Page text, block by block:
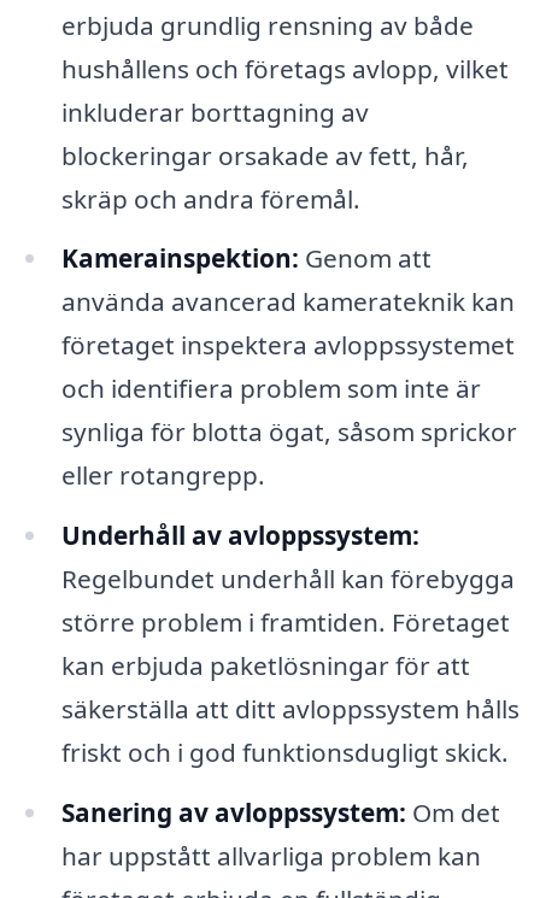
erbjuda grundlig rensning av både
hushållens och företags avlopp, vilket
inkluderar borttagning av
blockeringar orsakade av fett, hår,
skräp och andra föremål.
Kamerainspektion: Genom att
använda avancerad kamerateknik kan
företaget inspektera avloppssystemet
och identifiera problem som inte är
synliga för blotta ögat, såsom sprickor
eller rotangrepp.
Underhåll av avloppssystem:
Regelbundet underhåll kan förebygga
större problem i framtiden. Företaget
kan erbjuda paketlösningar för att
säkerställa att ditt avloppssystem hålls
friskt och i god funktionsdugligt skick.
Sanering av avloppssystem: Om det
har uppstått allvarliga problem kan